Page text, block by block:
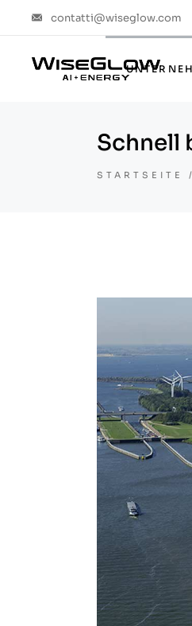
contatti@wiseglow.com
Über uns
Schnell
STARTSEITE